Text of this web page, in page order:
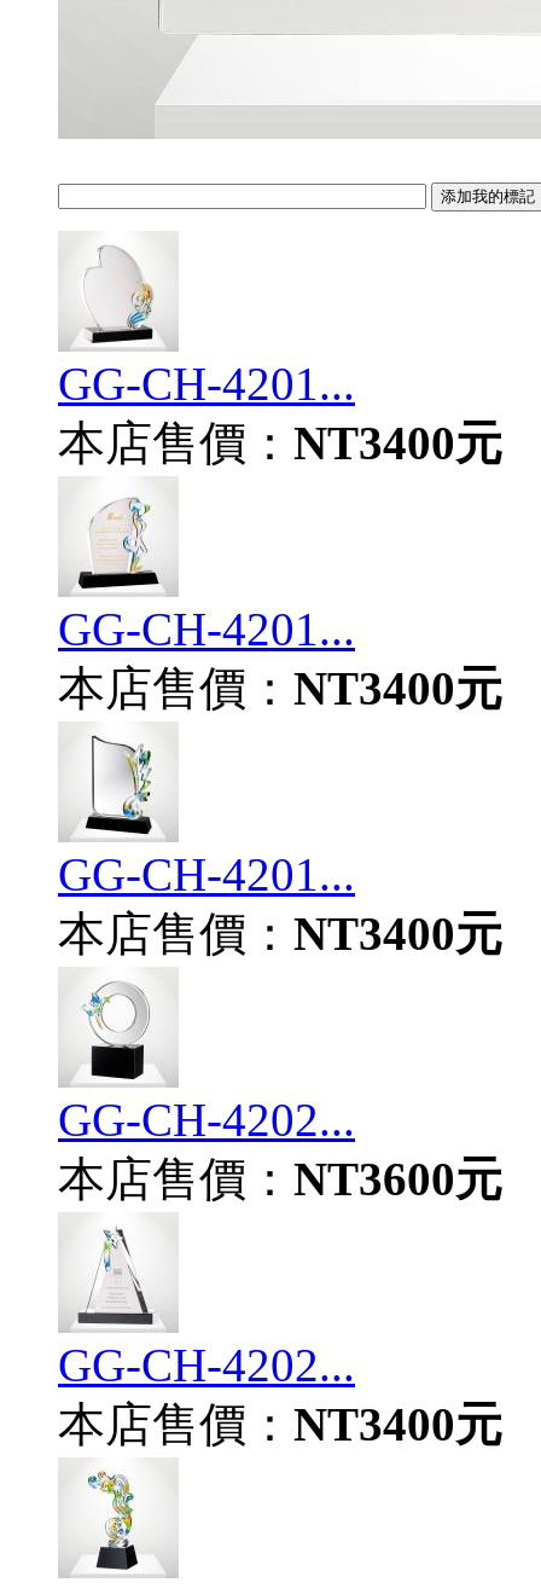
GG-CH-4201...
本店售價： NT3400元
GG-CH-4201...
本店售價： NT3400元
GG-CH-4201...
本店售價： NT3400元
GG-CH-4202...
本店售價： NT3600元
GG-CH-4202...
本店售價： NT3400元